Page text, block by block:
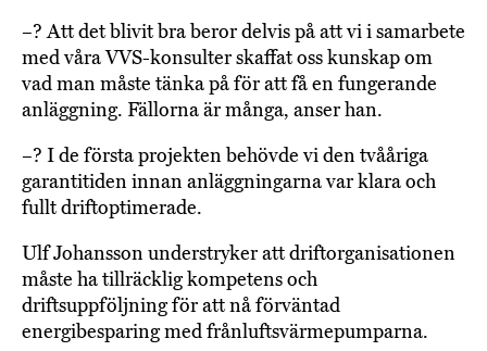
–? Att det blivit bra beror delvis på att vi i samarbete
med våra VVS-konsulter skaffat oss kunskap om
vad man måste tänka på för att få en fungerande
anläggning. Fällorna är många, anser han.
–? I de första projekten behövde vi den tvååriga
garantitiden innan anläggningarna var klara och
fullt driftoptimerade.
Ulf Johansson understryker att driftorganisationen
måste ha tillräcklig kompetens och
driftsuppföljning för att nå förväntad
energibesparing med frånluftsvärmepumparna.